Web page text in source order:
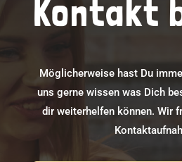
Kontakt
Möglicherweise hast Du
uns gerne wissen was Dich
dir weiterhelfen können. Wir